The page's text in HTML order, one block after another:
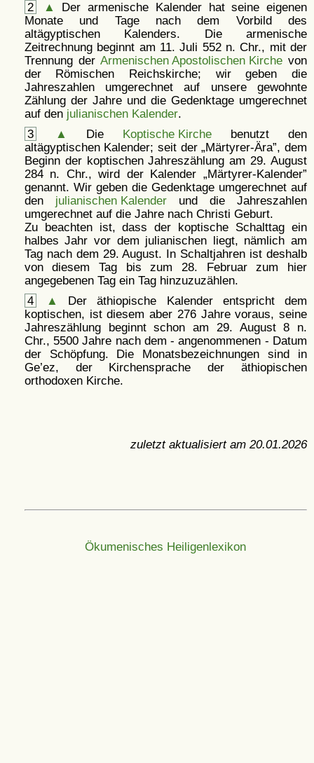
2
▲
Der armenische Kalender hat seine eigenen
Monate und Tage nach dem Vorbild des
altägyptischen Kalenders. Die armenische
Zeitrechnung beginnt am 11. Juli 552 n. Chr., mit der
Trennung derArmenischen Apostolischen Kirche von
der Römischen Reichskirche; wir geben die
Jahreszahlen umgerechnet auf unsere gewohnte
Zählung der Jahre und die Gedenktage umgerechnet
auf den julianischen Kalender.
3
▲ Die Koptische Kirchebenutzt den
altägyptischen Kalender; seit der Märtyrer-Ära , dem
Beginn der koptischen Jahreszählung am 29. August
284 n. Chr., wird der Kalender
Märtyrer-Kalender
genannt. Wir geben die Gedenktage umgerechnet auf
den julianischen Kalenderund die Jahreszahlen
umgerechnet auf die Jahre nach Christi Geburt.
Zu beachten ist, dass der koptische Schalttag ein
halbes Jahr vor dem julianischen liegt, nämlich am
Tag nach dem 29. August. In Schaltjahren ist deshalb
von diesem Tag bis zum 28. Februar zum hier
angegebenen Tag ein Tag hinzuzuzählen.
4
▲
Der äthiopische Kalender entspricht dem
koptischen, ist diesem aber 276 Jahre voraus, seine
Jahreszählung beginnt schon am 29. August 8 n.
Chr., 5500 Jahre nach dem - angenommenen - Datum
der Schöpfung. Die Monatsbezeichnungen sind in
Ge’ez, der Kirchensprache der äthiopischen
orthodoxen Kirche.
zuletzt aktualisiert am 20.01.2026
Ökumenisches Heiligenlexikon